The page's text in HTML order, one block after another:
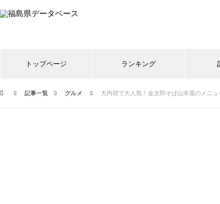
トップページ ランキング
記事一覧 グルメ 大内宿で大人気！金太郎そば山本屋のメニ